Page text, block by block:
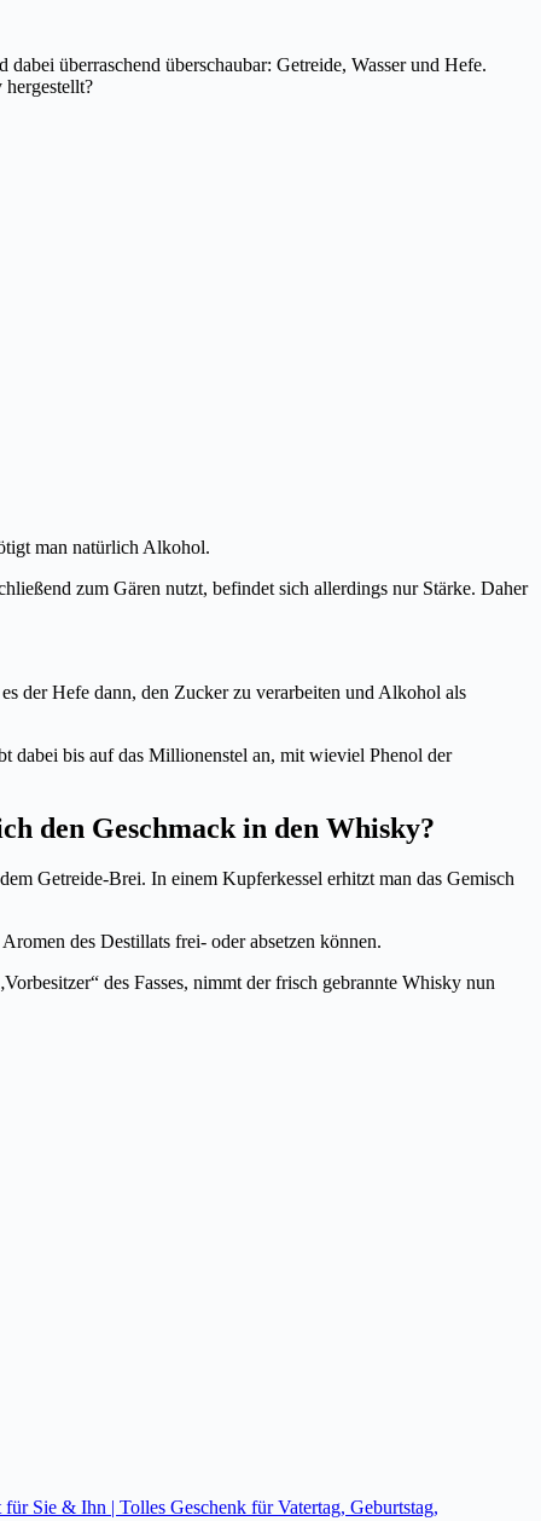
überraschend überschaubar: Getreide, Wasser und Hefe.
man natürlich Alkohol.
zum Gären nutzt, befindet sich allerdings nur Stärke. Daher
der Hefe dann, den Zucker zu verarbeiten und Alkohol als
dabei bis auf das Millionenstel an, mit wieviel Phenol der
den Geschmack in den Whisky?
Getreide-Brei. In einem Kupferkessel erhitzt man das Gemisch
des Destillats frei- oder absetzen können.
des Fasses, nimmt der frisch gebrannte Whisky nun
Sie & Ihn | Tolles Geschenk für Vatertag, Geburtstag,